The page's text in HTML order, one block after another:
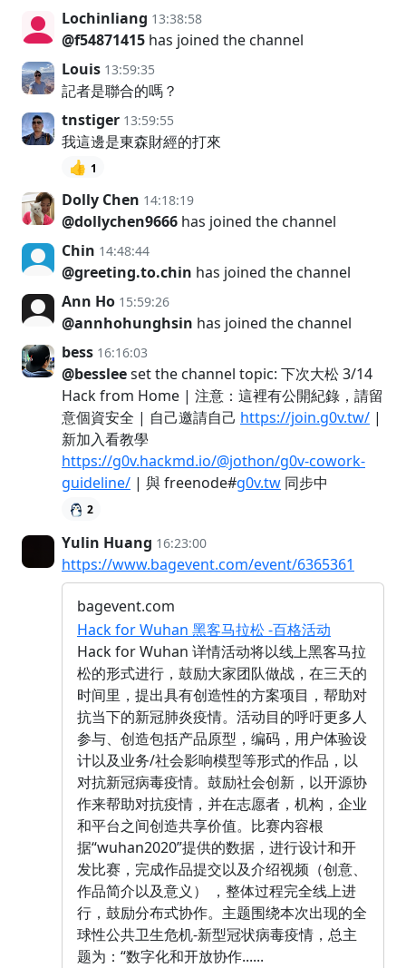
Lochinliang 13:38:58
@f54871415 has joined the channel
Louis 13:59:35
記者是聯合的嗎？
tnstiger 13:59:55
我這邊是東森財經的打來
👍 1
Dolly Chen 14:18:19
@dollychen9666 has joined the channel
Chin 14:48:44
@greeting.to.chin has joined the channel
Ann Ho 15:59:26
@annhohunghsin has joined the channel
bess 16:16:03
@bessleeset the channel topic: 下次大松 3/14
Hack from Home | 注意：這裡有公開紀錄，請留
意個資安全 | 自己邀請自己 https://join.g0v.tw/ |
新加入看教學
https://g0v.hackmd.io/@jothon/g0v-cowork-
guideline/ | 與 freenode#g0v.tw 同步中
2
Yulin Huang 16:23:00
https://www.bagevent.com/event/6365361
bagevent.com
Hack for Wuhan 黑客马拉松 -百格活动
Hack for Wuhan 详情活动将以线上黑客马拉
松的形式进行，鼓励大家团队做战，在三天的
时间里，提出具有创造性的方案项目，帮助对
抗当下的新冠肺炎疫情。活动目的呼吁更多人
参与、创造包括产品原型，编码，用户体验设
计以及业务/社会影响模型等形式的作品，以
对抗新冠病毒疫情。鼓励社会创新，以开源协
作来帮助对抗疫情，并在志愿者，机构，企业
和平台之间创造共享价值。比赛内容根
据“wuhan2020”提供的数据，进行设计和开
发比赛，完成作品提交以及介绍视频（创意、
作品简介以及意义） ，整体过程完全线上进
行，鼓励分布式协作。主题围绕本次出现的全
球性公共卫生危机-新型冠状病毒疫情，总主
题为：“数字化和开放协作......